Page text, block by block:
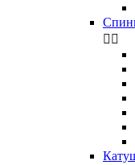
 